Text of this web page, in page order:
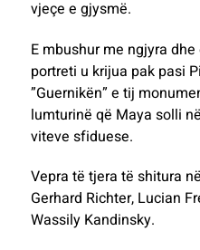
vjeçe e gjysmë.
E mbushur me ngjyra
portreti u krijua pak pasi
”Guernikën” e tij
lumturinë që Maya solli
viteve sfiduese.
Vepra të tjera të shitura
Gerhard Richter, Lucian
Wassily Kandinsky.